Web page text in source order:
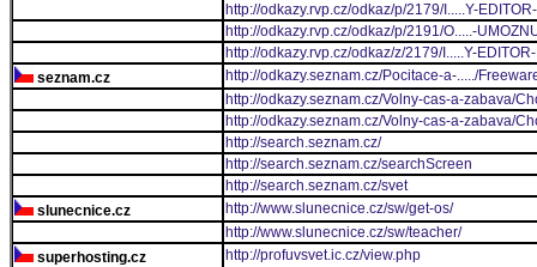
http://odkazy.rvp.cz/odkaz/p/2179/I.....Y-
http://odkazy.rvp.cz/odkaz/p/2191/O.....-
http://odkazy.rvp.cz/odkaz/z/2179/I.....Y-
seznam.cz
http://odkazy.seznam.cz/Pocitace-a-...../
http://odkazy.seznam.cz/Volny-cas-a-zabava/
http://odkazy.seznam.cz/Volny-cas-a-zabava/
http://search.seznam.cz/
http://search.seznam.cz/searchScreen
http://search.seznam.cz/svet
slunecnice.cz
http://www.slunecnice.cz/sw/get-os/
http://www.slunecnice.cz/sw/teacher/
superhosting.cz
http://profuvsvet.ic.cz/view.php